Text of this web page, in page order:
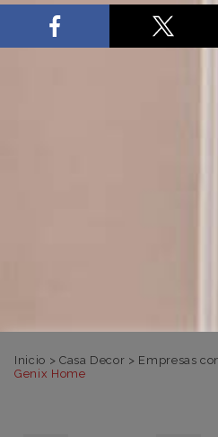
Inicio > Casa Decor > Empresas
Genix Home